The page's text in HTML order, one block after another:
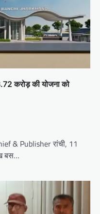
करोड़ की योजना को
& Publisher रांची, 11
बस…